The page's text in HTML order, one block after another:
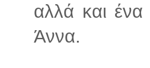
αλλά και ένα
Άννα.